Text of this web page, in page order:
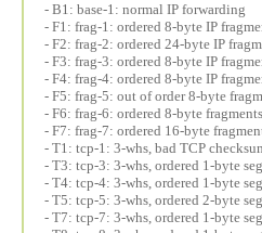
- B1: base-1: normal IP forwarding
- F1: frag-1: ordered 8-byte IP
- F2: frag-2: ordered 24-byte IP
- F3: frag-3: ordered 8-byte IP
- F4: frag-4: ordered 8-byte IP
- F5: frag-5: out of order 8-byte
- F6: frag-6: ordered 8-byte
- F7: frag-7: ordered 16-byte
- T1: tcp-1: 3-whs, bad TCP
- T3: tcp-3: 3-whs, ordered 1-byte
- T4: tcp-4: 3-whs, ordered 1-byte
- T5: tcp-5: 3-whs, ordered 2-byte
- T7: tcp-7: 3-whs, ordered 1-byte